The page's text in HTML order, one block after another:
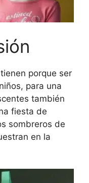
porque ser
para una
también
fiesta de
sombreros de
en la